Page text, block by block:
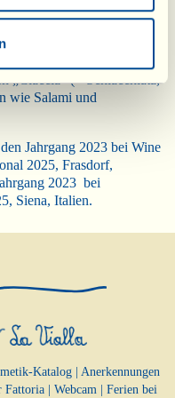
wunderbar mit allen
mit
Etrusca, Schmortöpfen
„Ciaccia" (= Schiacchiata,
wie Salami und
Jahrgang 2023 bei Wine
2025, Frasdorf,
2023 bei
Siena, Italien.
Katalog | Anerkennungen
Fattoria | Webcam | Ferien bei